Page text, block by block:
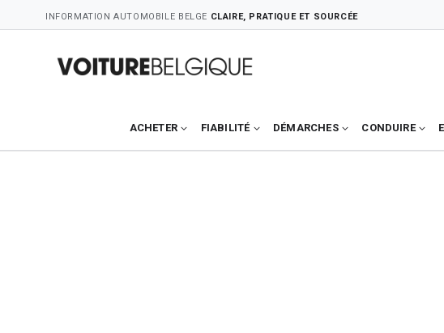
to
INFORMATION AUTOMOBILE BELGE CLAIRE, PRATIQUE ET SOURCÉE
ACHETER FIABILITÉ DÉMARCHES CONDUIRE